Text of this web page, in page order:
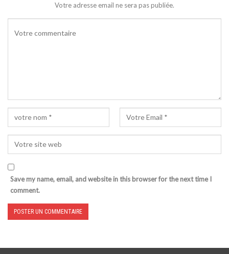
Votre adresse email ne sera pas publiée.
Save my name, email, and website in this browser for the next time I
comment.